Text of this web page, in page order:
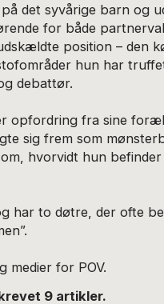
det syvårige barn og
for både
position – den
hun har
debattør.
opfordring fra sine
sig frem som
hvorvidt hun befinder
har to døtre, der ofte
medier for POV.
9 artikler.